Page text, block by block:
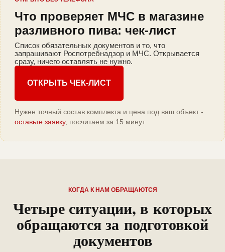
Что проверяет МЧС в магазине
разливного пива: чек-лист
Список обязательных документов и то, что
запрашивают Роспотребнадзор и МЧС. Открывается
сразу, ничего оставлять не нужно.
ОТКРЫТЬ ЧЕК-ЛИСТ
Нужен точный состав комплекта и цена под ваш объект -
оставьте заявку, посчитаем за 15 минут.
КОГДА К НАМ ОБРАЩАЮТСЯ
Четыре ситуации, в которых
обращаются за подготовкой
документов